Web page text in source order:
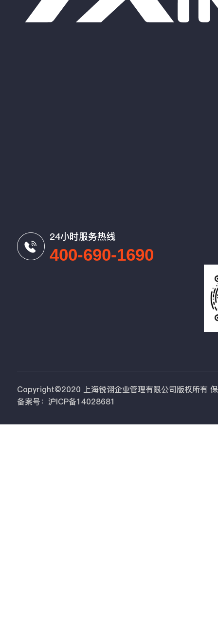
24小时服务热线
400-690-1690
Copyright©2020 上海锐诩企业管理有限公司版权所有
备案号：沪ICP备14028681